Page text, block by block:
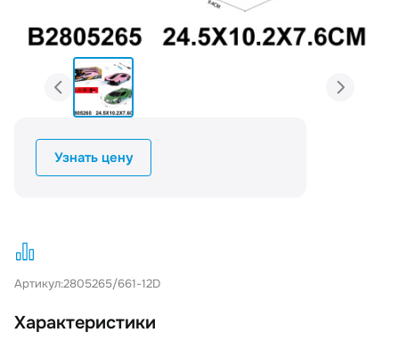
Узнать цену
Артикул:2805265/661-12D
Характеристики